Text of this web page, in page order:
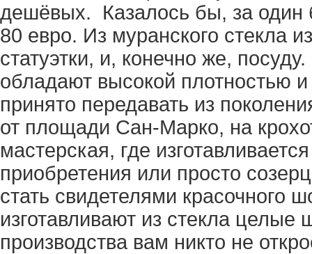
дешёвых. Казалось бы, за один
80 евро. Из муранского стекла
статуэтки, и, конечно же,
обладают высокой плотностью
принято передавать из
от площади Сан-Марко, на
мастерская, где
приобретения или просто
стать свидетелями красочного
изготавливают из стекла
производства вам никто не